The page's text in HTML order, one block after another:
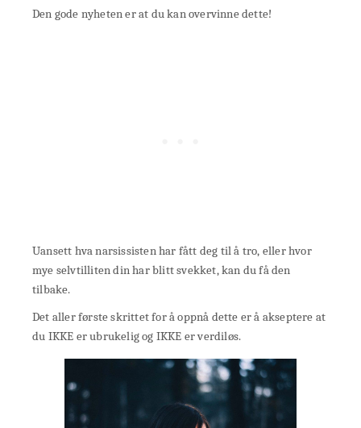
Den gode nyheten er at du kan overvinne dette!
Uansett hva narsissisten har fått deg til å tro, eller hvor
mye selvtilliten din har blitt svekket, kan du få den
tilbake.
Det aller første skrittet for å oppnå dette er å akseptere at
du IKKE er ubrukelig og IKKE er verdiløs.